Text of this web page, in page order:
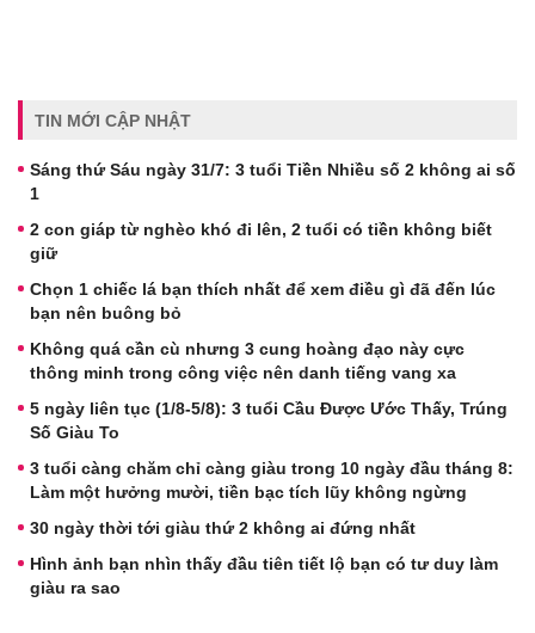
TIN MỚI CẬP NHẬT
Sáng thứ Sáu ngày 31/7: 3 tuổi Tiền Nhiều số 2 không ai số
1
2 con giáp từ nghèo khó đi lên, 2 tuổi có tiền không biết
giữ
Chọn 1 chiếc lá bạn thích nhất để xem điều gì đã đến lúc
bạn nên buông bỏ
Không quá cần cù nhưng 3 cung hoàng đạo này cực
thông minh trong công việc nên danh tiếng vang xa
5 ngày liên tục (1/8-5/8): 3 tuổi Cầu Được Ước Thấy, Trúng
Số Giàu To
3 tuổi càng chăm chỉ càng giàu trong 10 ngày đầu tháng 8:
Làm một hưởng mười, tiền bạc tích lũy không ngừng
30 ngày thời tới giàu thứ 2 không ai đứng nhất
Hình ảnh bạn nhìn thấy đầu tiên tiết lộ bạn có tư duy làm
giàu ra sao